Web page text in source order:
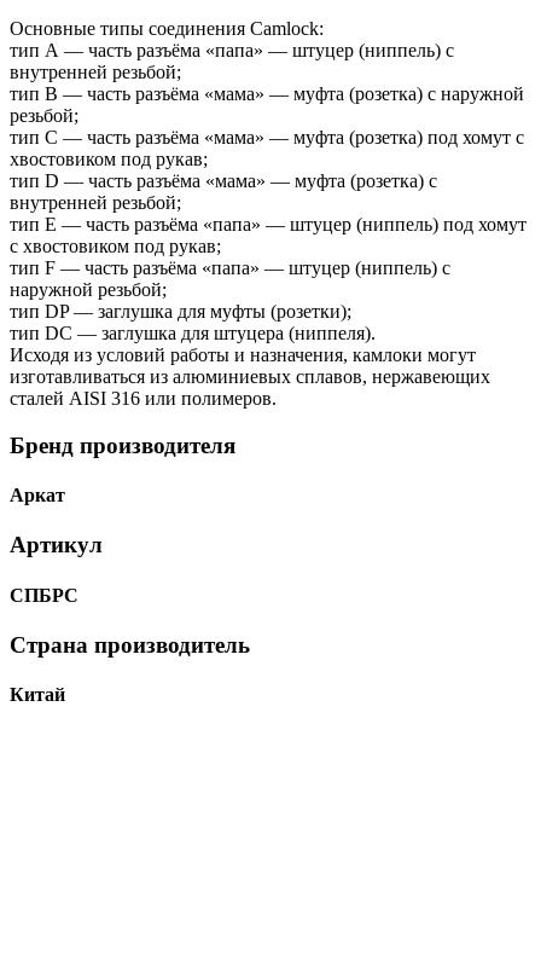
Основные типы соединения Camlock:
тип А — часть разъёма «папа» — штуцер (ниппель) с
внутренней резьбой;
тип B — часть разъёма «мама» — муфта (розетка) с наружной
резьбой;
тип С — часть разъёма «мама» — муфта (розетка) под хомут с
хвостовиком под рукав;
тип D — часть разъёма «мама» — муфта (розетка) с
внутренней резьбой;
тип Е — часть разъёма «папа» — штуцер (ниппель) под хомут
с хвостовиком под рукав;
тип F — часть разъёма «папа» — штуцер (ниппель) с
наружной резьбой;
тип DP — заглушка для муфты (розетки);
тип DC — заглушка для штуцера (ниппеля).
Исходя из условий работы и назначения, камлоки могут
изготавливаться из алюминиевых сплавов, нержавеющих
сталей AISI 316 или полимеров.
Бренд производителя
Аркат
Артикул
СПБРС
Страна производитель
Китай